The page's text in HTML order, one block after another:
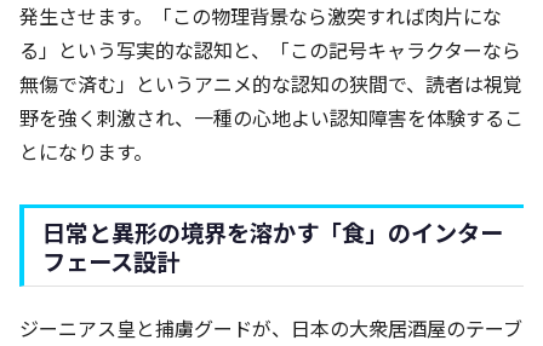
発生させます。「この物理背景なら激突すれば肉片にな
る」という写実的な認知と、「この記号キャラクターなら
無傷で済む」というアニメ的な認知の狭間で、読者は視覚
野を強く刺激され、一種の心地よい認知障害を体験するこ
とになります。
日常と異形の境界を溶かす「食」のインター
フェース設計
ジーニアス皇と捕虜グードが、日本の大衆居酒屋のテーブ